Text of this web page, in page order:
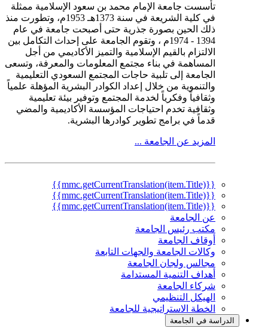
تأسست جامعة الإمام محمد بن سعود الإسلامية ممثلة
في كلية الشريعة في سنة 1373هـ 1953م، وتطورت منذ
ذلك الحين بصورة جذرية حتى أصبحت جامعة في عام
1394 - 1974م ، وتقوم الجامعة على إحداث التكامل بين
الالتزام بالقيم الإسلامية والتميز الأكاديمي من أجل
المساهمة في بناء مجتمع المعلومات والمعرفة، وتسعى
الجامعة إلى تلبية حاجات المجتمع السعودي التعليمية
والتنموية من خلال إعداد الكوادر البشرية المؤهلة علمياً
وثقافياً وفكرياً لخدمة المجتمع وتوفير بيئة تعليمية
وثقافية تخدم احتياجات المؤسسة الأكاديمية والمضي
قدماً في برامج تطوير كوادرها البشرية.
المزيد عن الجامعة ...
{{mmc.getCurrentTranslation(item.Title)}}
{{mmc.getCurrentTranslation(item.Title)}}
{{mmc.getCurrentTranslation(item.Title)}}
عن الجامعة
مكتب رئيس الجامعة
أوقاف الجامعة
وكالات الجامعة والجهات التابعة
مجالس ولجان الجامعة
أهداف التنمية المستدامة
شركاء الجامعة
الهيكل التنظيمي
الخطة الاستراتيجية للجامعة
الدراسة في الجامعة